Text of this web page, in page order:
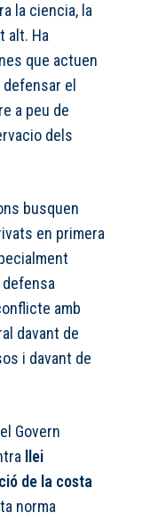
la ciencia, la
alt. Ha
que actuen
el
a peu de
dels
busquen
en primera
amb
davant de
i davant de
Govern
llei
de la costa
norma